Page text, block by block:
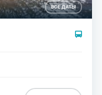
ВСЕ ДАТЫ